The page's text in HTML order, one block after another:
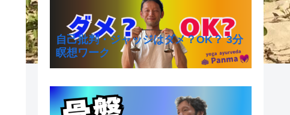
自己批判・ジャッジはダメ？OK？ 3分
瞑想ワーク